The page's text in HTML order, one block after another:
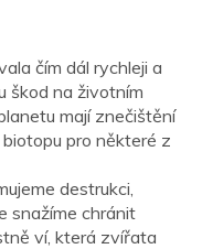
čím dál rychleji a
škod na životním
mají znečištění
pro některé z
destrukci,
snažíme chránit
ví, která zvířata